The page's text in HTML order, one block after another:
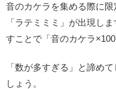
音のカケラを集める際に
「ラテミミミ」が出現し
すことで「音のカケラ
「数が多すぎる」と諦め
しょう。